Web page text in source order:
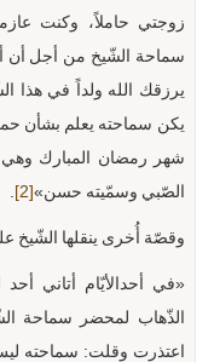
زوجتي حاملاً، وكنت
سماحة الشّيخ من أجل أن
يرزقك الله ولداً في
يكن سماحته يعلم بشأن
شهر رمضان المبارك وهي
الصّبي وسمّيته حسن»[2]
.
وقصّة أُخرى ينقلها الشّيخ
«في أحدالأيّام أتاني
الذّهاب لمحضر سماحة
اعتذرت وقلت: سماحته